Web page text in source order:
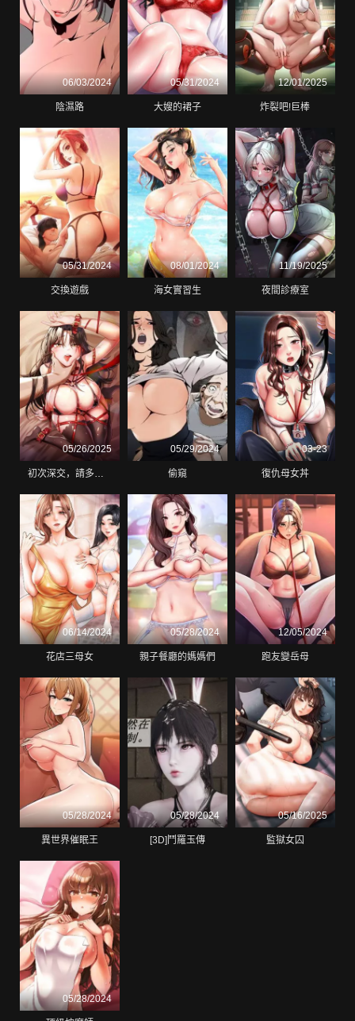
06/03/2024
陰濕路
05/31/2024
大嫂的裙子
12/01/2025
炸裂吧!巨棒
05/31/2024
交換遊戲
08/01/2024
海女實習生
11/19/2025
夜間診療室
05/26/2025 05/29/2024
偷窺
03-23
復仇母女丼
06/14/2024
花店三母女
05/28/2024
親子餐廳的媽媽們
12/05/2024
跑友變岳母
05/28/2024
異世界催眠王
05/28/2024
[3D]鬥羅玉傳
05/16/2025
監獄女囚
05/28/2024